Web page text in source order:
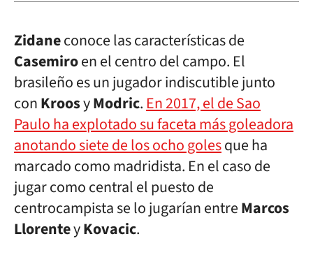
Zidaneconoce las características de
Casemiroen el centro del campo. El
brasileño es un jugador indiscutible junto
conKroosyModric. En 2017, el de Sao
Paulo ha explotado su faceta más goleadora
anotando siete de los ocho golesque ha
marcado como madridista. En el caso de
jugar como central el puesto de
centrocampista se lo jugarían entreMarcos
LlorenteyKovacic.